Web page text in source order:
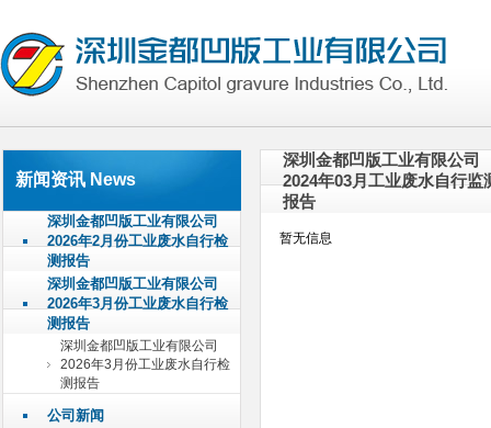
新闻资讯 News
深圳金都凹版工业有限公司
2026年2月份工业废水自行检
测报告
深圳金都凹版工业有限公司
2026年3月份工业废水自行检
测报告
深圳金都凹版工业有限公司
2026年3月份工业废水自行检
测报告
公司新闻
深圳金都凹版工业有限公司
2024年03月工业废水自行监
报告
暂无信息